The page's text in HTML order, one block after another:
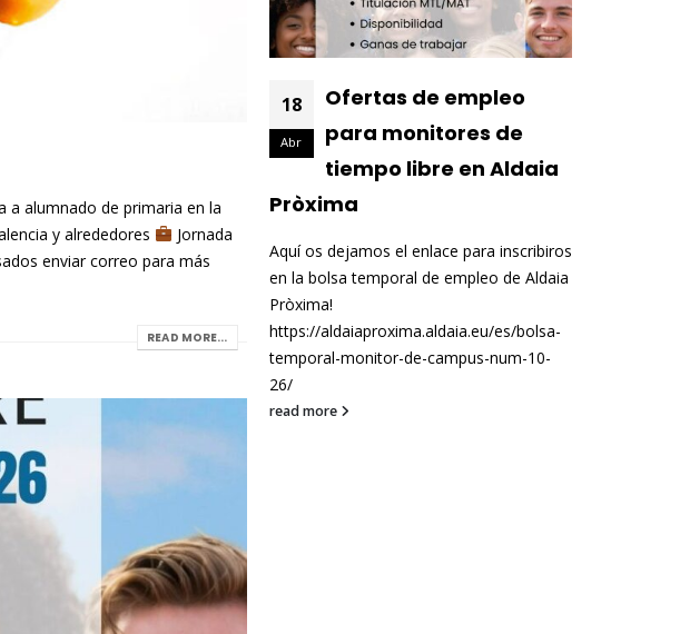
a alumnado de primaria en la
y alrededores
Jornada
enviar correo para más
READ MORE...
18
Abr
Ofertas de empleo
para monitores de
tiempo libre en Aldaia
Pròxima
Aquí os dejamos el enlace para inscribiros
en la bolsa temporal de empleo de Aldaia
Pròxima!
https://aldaiaproxima.aldaia.eu/es/bolsa-
temporal-monitor-de-campus-num-10-
26/
read more